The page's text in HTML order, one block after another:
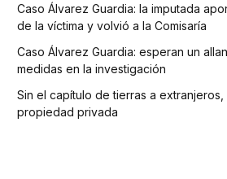
Caso Álvarez Guardia: la imputada
de la víctima y volvió a la Comisaría
Caso Álvarez Guardia: esperan un
medidas en la investigación
Sin el capítulo de tierras a
propiedad privada